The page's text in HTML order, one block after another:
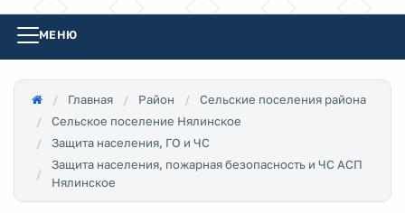
МЕНЮ
Главная Район
Сельские поселения района
Сельское поселение Нялинское
Защита населения, ГО и ЧС
Защита населения, пожарная безопасность и ЧС АСП
Нялинское